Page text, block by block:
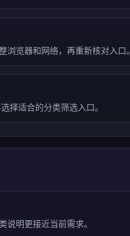
浏览器和网络，再重新核对入口。
择适合的分类筛选入口。
说明更接近当前需求。